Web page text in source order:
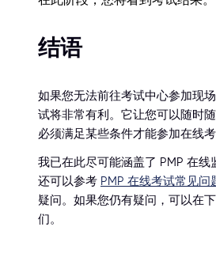
结语
如果您无法前往考试中心参加现
试将非常有利。它让您可以随时
必须满足某些条件才能参加在线考
我已在此尽可能涵盖了 PMP 在
还可以参考 PMP 在线考试常见问
疑问。如果您仍有疑问，可以在
们。